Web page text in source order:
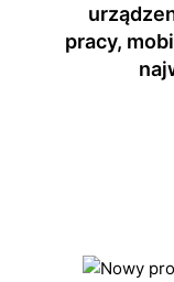
pracy,